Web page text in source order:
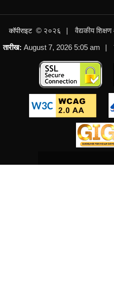
05/08/2026
NEW
कॉपीराइट© २०२६ वैद्यकीय
तारीख: August 7, 2026 5:05 am